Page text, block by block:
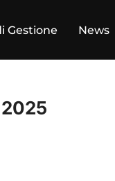
Gestione News